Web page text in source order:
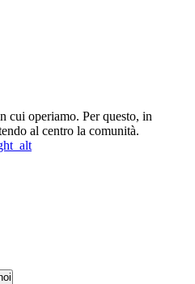
cui operiamo. Per questo, in
al centro la comunità.